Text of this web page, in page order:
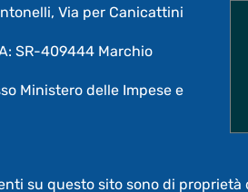
Via per Canicattini
SR-409444 Marchio
Ministero delle Impese e
su questo sito sono di proprietà